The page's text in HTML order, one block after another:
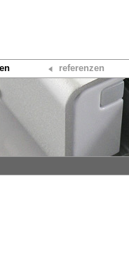
referenzen